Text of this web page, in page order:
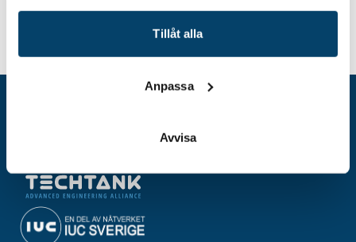
Tillåt alla
Anpassa
Avvisa
Hem Event Examensarbetsmässa